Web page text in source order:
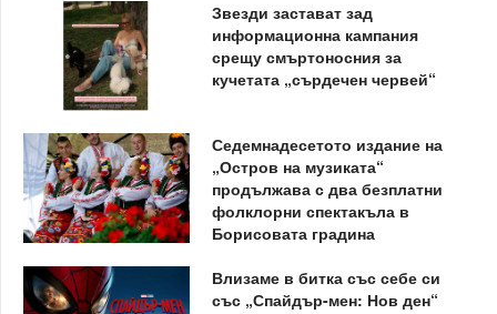
Звезди застават зад
информационна кампания
срещу смъртоносния за
кучетата „сърдечен червей“
Седемнадесетото издание на
„Остров на музиката“
продължава с два безплатни
фолклорни спектакъла в
Борисовата градина
Влизаме в битка със себе си
със „Спайдър-мен: Нов ден“